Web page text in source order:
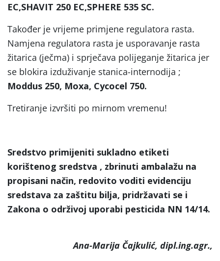
EC,SHAVIT 250 EC,SPHERE 535 SC.
Također je vrijeme primjene regulatora rasta.
Namjena regulatora rasta je usporavanje rasta
žitarica (ječma) i sprječava polijeganje žitarica jer
se blokira izduživanje stanica-internodija ;
Moddus 250, Moxa, Cycocel 750.
Tretiranje izvršiti po mirnom vremenu!
Sredstvo primijeniti sukladno etiketi
korištenog sredstva , zbrinuti ambalažu na
propisani način, redovito voditi evidenciju
sredstava za zaštitu bilja, pridržavati se i
Zakona o održivoj uporabi pesticida NN 14/14.
Ana-Marija Čajkulić, dipl.ing.agr.,